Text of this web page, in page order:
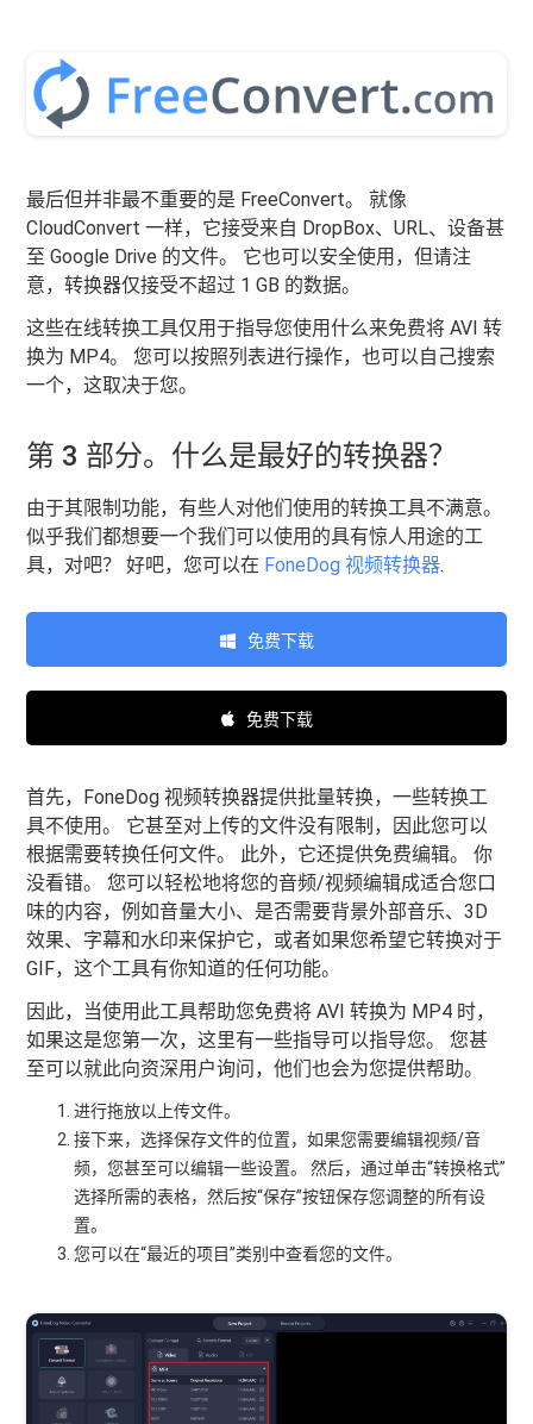
最后但并非最不重要的是 FreeConvert。 就像
CloudConvert 一样，它接受来自 DropBox、URL、设备甚
至 Google Drive 的文件。 它也可以安全使用，但请注
意，转换器仅接受不超过 1 GB 的数据。
这些在线转换工具仅用于指导您使用什么来免费将 AVI 转
换为 MP4。 您可以按照列表进行操作，也可以自己搜索
一个，这取决于您。
第 3 部分。什么是最好的转换器？
由于其限制功能，有些人对他们使用的转换工具不满意。
似乎我们都想要一个我们可以使用的具有惊人用途的工
具，对吧？ 好吧，您可以在 FoneDog 视频转换器.
免费下载
免费下载
首先，FoneDog 视频转换器提供批量转换，一些转换工
具不使用。 它甚至对上传的文件没有限制，因此您可以
根据需要转换任何文件。 此外，它还提供免费编辑。 你
没看错。 您可以轻松地将您的音频/视频编辑成适合您口
味的内容，例如音量大小、是否需要背景外部音乐、3D
效果、字幕和水印来保护它，或者如果您希望它转换对于
GIF，这个工具有你知道的任何功能。
因此，当使用此工具帮助您免费将 AVI 转换为 MP4 时，
如果这是您第一次，这里有一些指导可以指导您。 您甚
至可以就此向资深用户询问，他们也会为您提供帮助。
进行拖放以上传文件。
接下来，选择保存文件的位置，如果您需要编辑视频/音
频，您甚至可以编辑一些设置。 然后，通过单击“转换格式”
选择所需的表格，然后按“保存”按钮保存您调整的所有设
置。
您可以在“最近的项目”类别中查看您的文件。